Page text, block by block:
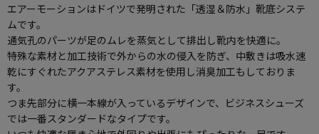
エアーモーションはドイツで発明された「透湿＆防水」靴底システ
ムです。
通気孔のパーツが足のムレを蒸気として排出し靴内を快適に。
特殊な素材と加工技術で外からの水の侵入を防ぎ、中敷きは吸水速
乾にすぐれたアクアステレス素材を使用し消臭加工もしておりま
す。
つま先部分に横一本線が入っているデザインで、ビジネスシューズ
では一番スタンダードなタイプです。